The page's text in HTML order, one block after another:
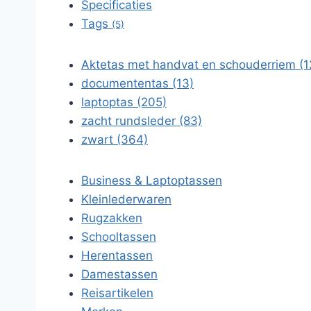
Specificaties
Tags (5)
Aktetas met handvat en schouderriem
documententas (13)
laptoptas (205)
zacht rundsleder (83)
zwart (364)
Business & Laptoptassen
Kleinlederwaren
Rugzakken
Schooltassen
Herentassen
Damestassen
Reisartikelen